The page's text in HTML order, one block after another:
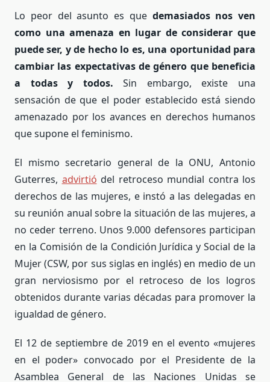
Lo peor del asunto es que demasiados nos ven
como una amenaza en lugar de considerar que
puede ser, y de hecho lo es, una oportunidad para
cambiar las expectativas de género que beneficia
a todas y todos. Sin embargo, existe una
sensación de que el poder establecido está siendo
amenazado por los avances en derechos humanos
que supone el feminismo.
El mismo secretario general de la ONU, Antonio
Guterres, advirtió del retroceso mundial contra los
derechos de las mujeres, e instó a las delegadas en
su reunión anual sobre la situación de las mujeres, a
no ceder terreno. Unos 9.000 defensores participan
en la Comisión de la Condición Jurídica y Social de la
Mujer (CSW, por sus siglas en inglés) en medio de un
gran nerviosismo por el retroceso de los logros
obtenidos durante varias décadas para promover la
igualdad de género.
El 12 de septiembre de 2019 en el evento «mujeres
en el poder» convocado por el Presidente de la
Asamblea General de las Naciones Unidas se